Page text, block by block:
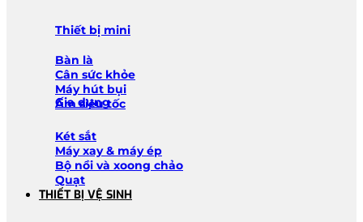
Thiết bị mini
Bàn là
Cân sức khỏe
Máy hút bụi
Ấm siêu tốc
Gia dụng
Két sắt
Máy xay & máy ép
Bộ nồi và xoong chảo
Quạt
THIẾT BỊ VỆ SINH